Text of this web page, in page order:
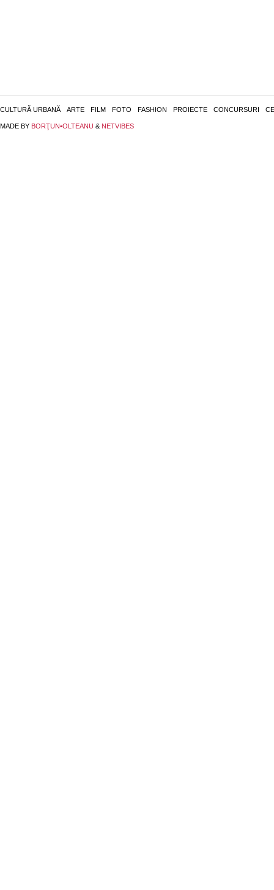
CULTURĂ URBANĂ ARTE FILM FOTO FASHION PROIECTE CONCURSURI
MADE BY BORŢUN•OLTEANU & NETVIBES